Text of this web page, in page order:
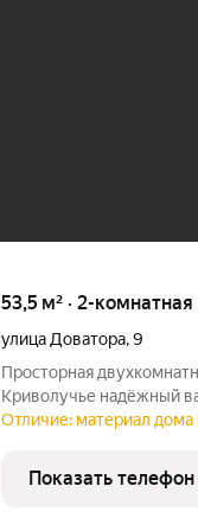
53,5 м² · 2-
улица Доватора,9
Просторная
Криволучье надёжный вариант от двух собственников. Ремонт
здесь уже начали,
завершить чистовую
Отличие: материал дома
Показать телефон